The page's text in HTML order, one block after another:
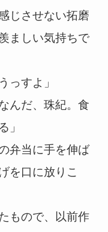
じさせない拓磨
ましい気持ちで
っすよ」
んだ、珠紀。食
」
弁当に手を伸ば
を口に放りこ
もので、以前作